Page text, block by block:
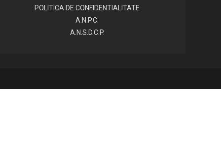
POLITICA DE CONFIDENTIALITATE
A.N.P.C.
A.N.S.D.C.P.